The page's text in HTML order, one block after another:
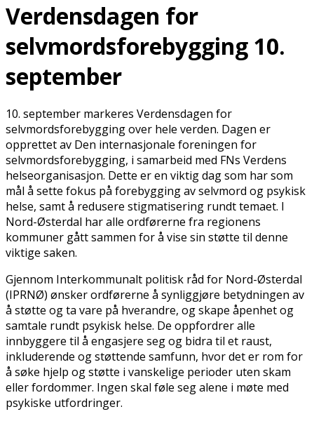
Verdensdagen for
selvmordsforebygging 10.
september
10. september markeres Verdensdagen for
selvmordsforebygging over hele verden. Dagen er
opprettet av Den internasjonale foreningen for
selvmordsforebygging, i samarbeid med FNs Verdens
helseorganisasjon. Dette er en viktig dag som har som
mål å sette fokus på forebygging av selvmord og psykisk
helse, samt å redusere stigmatisering rundt temaet. I
Nord-Østerdal har alle ordførerne fra regionens
kommuner gått sammen for å vise sin støtte til denne
viktige saken.
Gjennom Interkommunalt politisk råd for Nord-Østerdal
(IPRNØ) ønsker ordførerne å synliggjøre betydningen av
å støtte og ta vare på hverandre, og skape åpenhet og
samtale rundt psykisk helse. De oppfordrer alle
innbyggere til å engasjere seg og bidra til et raust,
inkluderende og støttende samfunn, hvor det er rom for
å søke hjelp og støtte i vanskelige perioder uten skam
eller fordommer. Ingen skal føle seg alene i møte med
psykiske utfordringer.